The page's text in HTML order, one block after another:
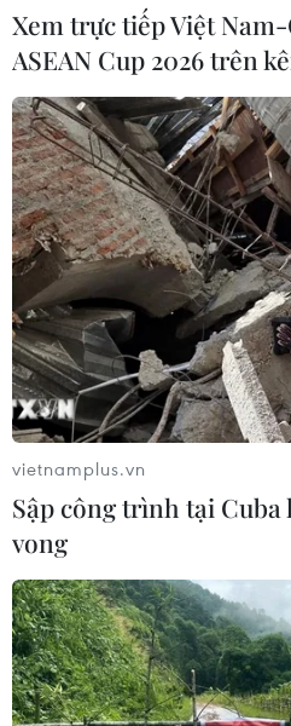
Làm gì để ngủ ngon
làm phiền?
07/12/2023 08:41
Khi tế bào miễn dịch cố gắng
thể gây kích ứng và viêm
hô hấp trở nên tồi tệ hơn vào
Xem trực tiếp Việt
ASEAN Cup 2026 trên
vietnamplus.vn
Sập công trình tại
vong